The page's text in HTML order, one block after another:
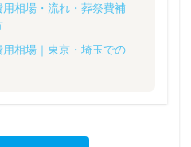
相場・流れ・葬祭費補
相場｜東京・埼玉での